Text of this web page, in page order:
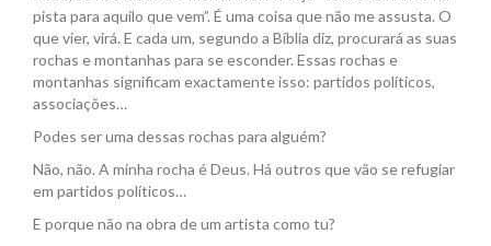
pista para aquilo que vem”. É uma coisa que não me assusta. O
que vier, virá. E cada um, segundo a Bíblia diz, procurará as suas
rochas e montanhas para se esconder. Essas rochas e
montanhas significam exactamente isso: partidos políticos,
associações…
Podes ser uma dessas rochas para alguém?
Não, não. A minha rocha é Deus. Há outros que vão se refugiar
em partidos políticos…
E porque não na obra de um artista como tu?